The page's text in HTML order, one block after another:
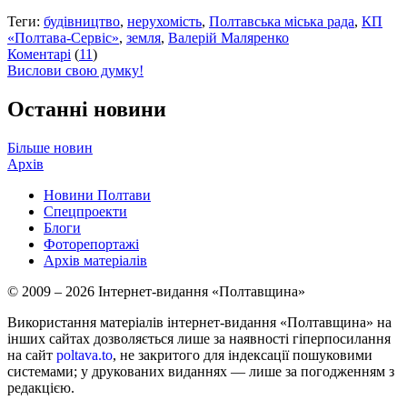
Теги: будівництво, нерухомість, Полтавська міська рада, КП
«Полтава-Сервіс», земля, Валерій Маляренко
Коментарі (11)
Вислови свою думку!
Останні новини
Більше новин
Архів
Новини Полтави
Спецпроекти
Блоги
Фоторепортажі
Архів матеріалів
© 2009 – 2026 Інтернет-видання «Полтавщина»
Використання матеріалів інтернет-видання «Полтавщина» на
інших сайтах дозволяється лише за наявності гіперпосилання
на сайт poltava.to, не закритого для індексації пошуковими
системами; у друкованих виданнях — лише за погодженням з
редакцією.